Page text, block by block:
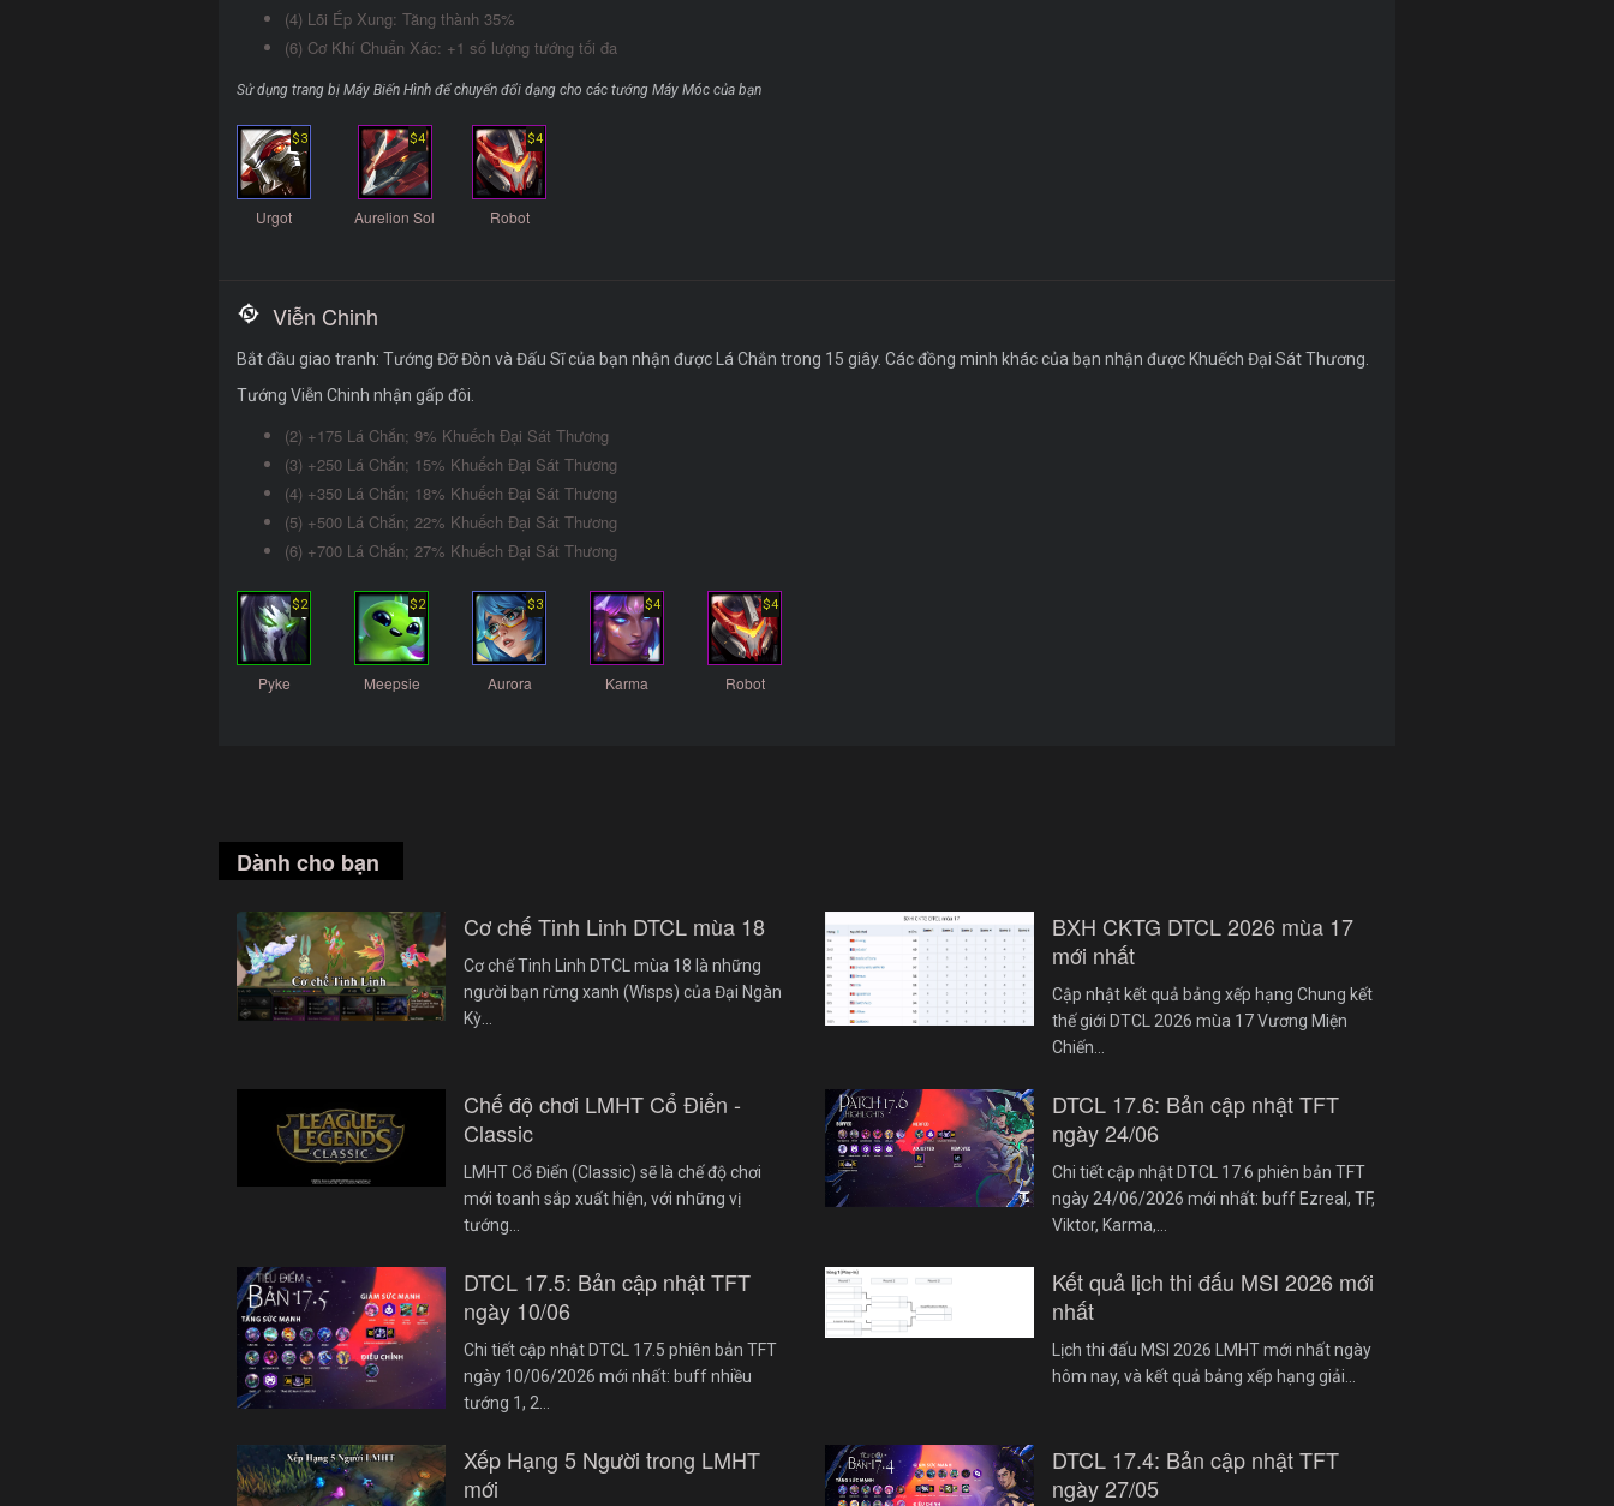
(4) Lõi Ép Xung: Tăng thành 35%
(6) Cơ Khí Chuẩn Xác: +1 số lượng tướng tối đa
Sử dụng trang bị Máy Biến Hình để chuyển đổi dạng cho các tướng Máy Móc của bạn
$3
Urgot
$4
Aurelion Sol
$4
Robot
Viễn Chinh
Bắt đầu giao tranh: Tướng Đỡ Đòn và Đấu Sĩ của bạn nhận được Lá Chắn trong 15 giây. Các đồng minh khác của bạn nhận được Khuếch Đại Sát Thương.
Tướng Viễn Chinh nhận gấp đôi.
(2) +175 Lá Chắn; 9% Khuếch Đại Sát Thương
(3) +250 Lá Chắn; 15% Khuếch Đại Sát Thương
(4) +350 Lá Chắn; 18% Khuếch Đại Sát Thương
(5) +500 Lá Chắn; 22% Khuếch Đại Sát Thương
(6) +700 Lá Chắn; 27% Khuếch Đại Sát Thương
$2
Pyke
$2
Meepsie
$3
Aurora
$4
Karma
$4
Robot
Dành cho bạn
Cơ chế Tinh Linh DTCL mùa 18
Cơ chế Tinh Linh DTCL mùa 18 là những
người bạn rừng xanh (Wisps) của Đại Ngàn
Kỳ…
BXH CKTG DTCL 2026 mùa 17
mới nhất
Cập nhật kết quả bảng xếp hạng Chung kết
thế giới DTCL 2026 mùa 17 Vương Miện
Chiến…
Chế độ chơi LMHT Cổ Điển -
Classic
LMHT Cổ Điển (Classic) sẽ là chế độ chơi
mới toanh sắp xuất hiện, với những vị
tướng…
DTCL 17.6: Bản cập nhật TFT
ngày 24/06
Chi tiết cập nhật DTCL 17.6 phiên bản TFT
ngày 24/06/2026 mới nhất: buff Ezreal, TF,
Viktor, Karma,…
DTCL 17.5: Bản cập nhật TFT
ngày 10/06
Chi tiết cập nhật DTCL 17.5 phiên bản TFT
ngày 10/06/2026 mới nhất: buff nhiều
tướng 1, 2…
Kết quả lịch thi đấu MSI 2026 mới
nhất
Lịch thi đấu MSI 2026 LMHT mới nhất ngày
hôm nay, và kết quả bảng xếp hạng giải…
Xếp Hạng 5 Người trong LMHT
mới
DTCL 17.4: Bản cập nhật TFT
ngày 27/05